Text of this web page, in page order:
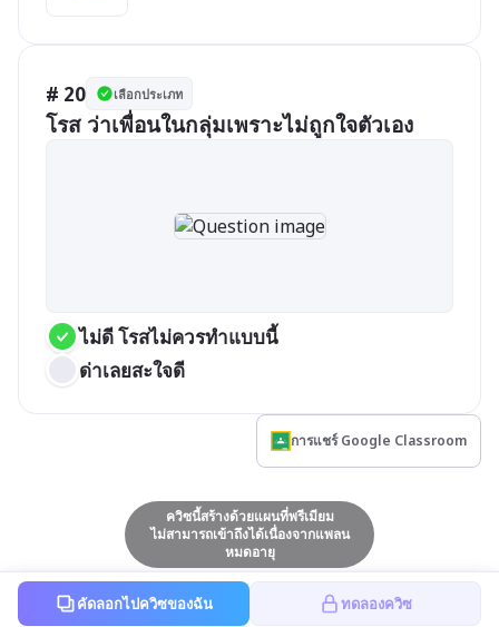
# 20 เลือกประเภท
โรส ว่าเพื่อนในกลุ่มเพราะไม่ถูกใจตัวเอง
ไม่ดี โรสไม่ควรทำแบบนี้
ด่าเลยสะใจดี
การแชร์ Google Classroom
ควิซนี้สร้างด้วยแผนที่พรีเมียม
ไม่สามารถเข้าถึงได้เนื่องจากแพลน
หมดอายุ
คัดลอกไปควิซของฉัน ทดลองควิซ